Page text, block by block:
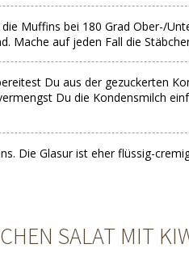
Muffins bei 180 Grad Ober-/
Mache auf jeden Fall die
Du aus der gezuckerten
Du die Kondensmilch
Die Glasur ist eher flüssig-
SALAT MIT